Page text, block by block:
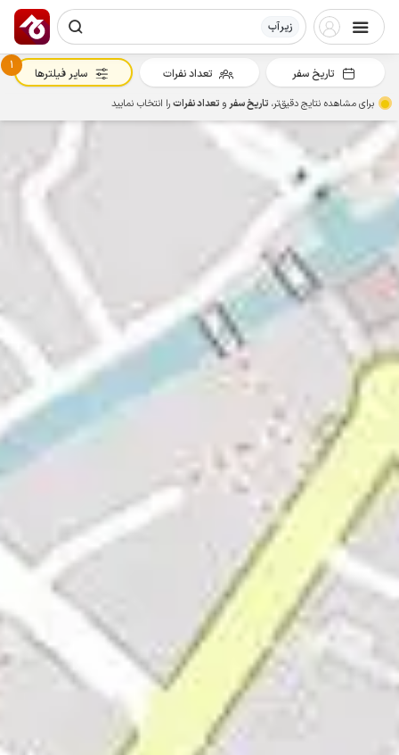
زیرآب
تاریخ سفر تعداد نفرات
1
سایر فیلترها
برای مشاهده نتایج دقیق‌تر، تاریخ سفرو تعداد نفراترا انتخاب نمایید